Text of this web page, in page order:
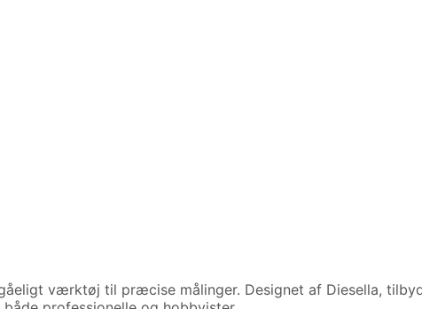
værktøj til præcise målinger. Designet af Diesella,